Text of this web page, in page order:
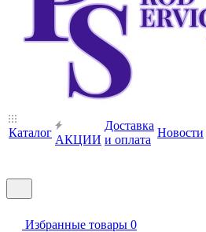
Каталог
АКЦИИ
Доставка
и оплата
Новости
Избранные товары 0